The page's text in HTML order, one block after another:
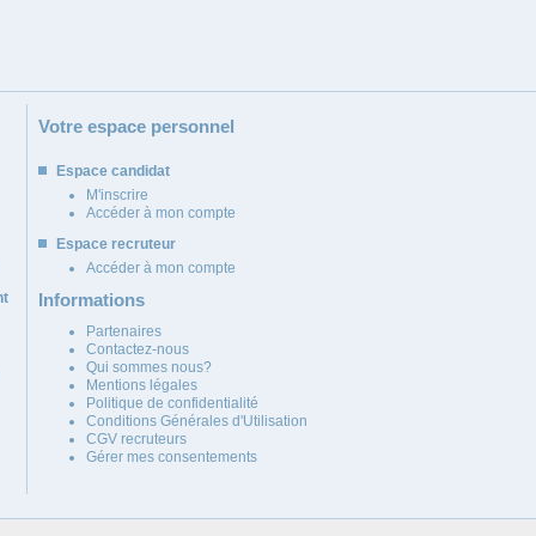
Votre espace personnel
Espace candidat
M'inscrire
Accéder à mon compte
Espace recruteur
Accéder à mon compte
Informations
Partenaires
Contactez-nous
Qui sommes nous?
Mentions légales
Politique de confidentialité
Conditions Générales d'Utilisation
CGV recruteurs
Gérer mes consentements